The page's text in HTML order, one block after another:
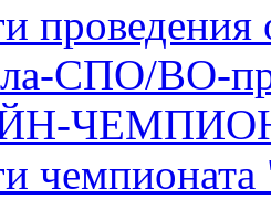
СПО/ВО-